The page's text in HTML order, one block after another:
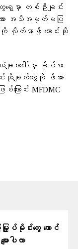
မှာ တစ်ဦးချင်း
ား အသိအမှတ်မပြု
က်နာဖို့ တောင်းဆို
တာပေါ်မှာ ခိုင်မာ
ချက်တွေကို ဖိအား
ြောင်း MFDMC
ေမြှုပ်မိုင်းတွေ တောင်
ာပါလာ